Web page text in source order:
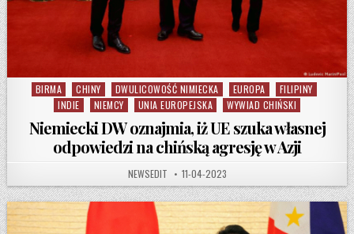
Posted in
BIRMA CHINY DWULICOWOŚĆ NIMIECKA EUROPA
FILIPINY
INDIE
NIEMCY UNIA EUROPEJSKA WYWIAD CHIŃSKI
Niemiecki DW oznajmia, iż UE szuka własnej
odpowiedzi na chińską agresję w Azji
AUTHOR:
NEWSEDIT PUBLISHED DATE:
11-04-2023